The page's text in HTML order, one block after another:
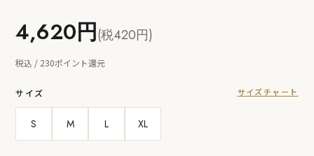
4,620円(税420円)
税込 / 230ポイント還元
サイズ サイズチャート
S M L XL